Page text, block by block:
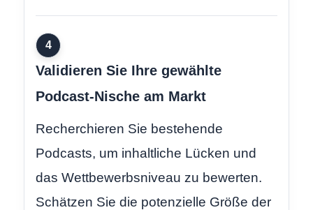
4
Validieren Sie Ihre gewählte
Podcast-Nische am Markt
Recherchieren Sie bestehende
Podcasts, um inhaltliche Lücken und
das Wettbewerbsniveau zu bewerten.
Schätzen Sie die potenzielle Größe der